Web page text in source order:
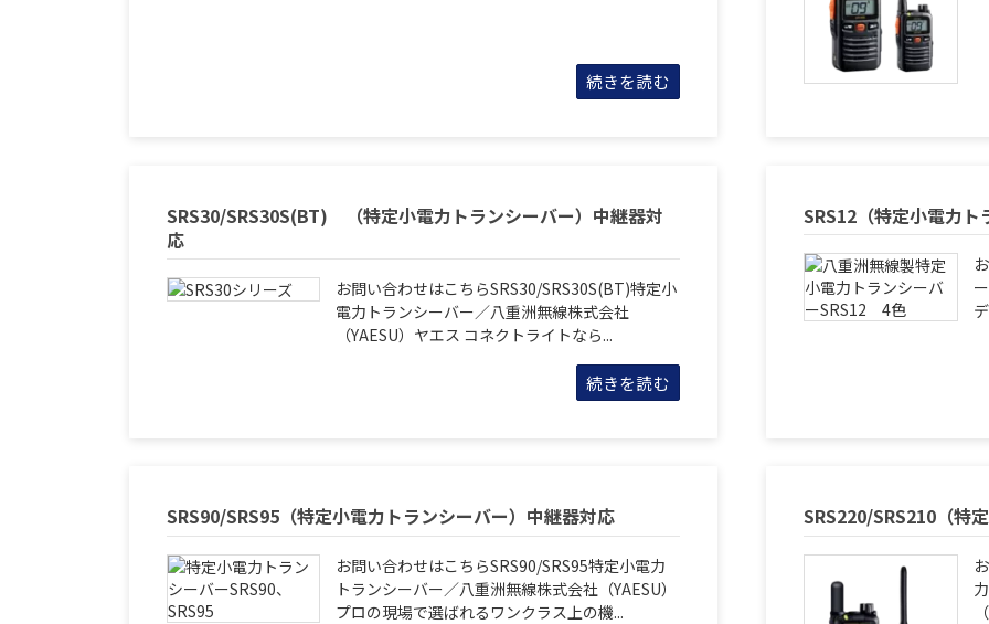
続きを読む
SRS30/SRS30S(BT) （特定小電力トランシーバー）中継器対
応
お問い合わせはこちらSRS30/SRS30S(BT)特定小
電力トランシーバー／八重洲無線株式会社
（YAESU）ヤエス コネクトライトなら...
続きを読む
SRS12（特定小電力
SRS90/SRS95（特定小電力トランシーバー）中継器対応
お問い合わせはこちらSRS90/SRS95特定小電力
トランシーバー／八重洲無線株式会社（YAESU）
プロの現場で選ばれるワンクラス上の機...
SRS220/SRS210（特